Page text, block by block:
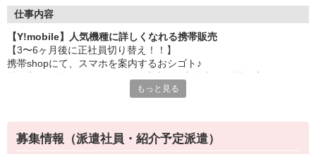
ずっと先まで役に立ちます！
丁寧な研修もあるので、
みなさんから働きやすいと好評です♪
最新アプリ事情やお得なプラン、
スマホの裏ワザを学べるチャンス♪
￣￣￣￣￣￣￣￣￣￣￣
▼オフィスワーク
事務、経理、データ入力、コールセンター、受付
仕事内容
【Y!mobile】人気機種に詳しくなれる携帯販売
【3〜6ヶ月後に正社員切り替え！！】
携帯shopにて、スマホを案内するおシゴト♪
各種料金プランのご相談対応・ご提案などをお願いします。
あなた専属のコーディネーターが親切・丁寧にフォローするので、
満足度◎
もっと見る
募集情報（派遣社員・紹介予定派遣）